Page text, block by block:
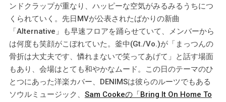
ンドクラップが重なり、ハッピーな空気がみるみるうちにつ
くられていく。先日MVが公表されたばかりの新曲
「Alternative」も早速フロアを踊らせていて、メンバーから
は何度も笑顔がこぼれていた。釜中(Gt./Vo.)が「まっつんの
骨折は大丈夫です、憐れまないで笑ってあげて」と話す場面
もあり、会場はとても和やかなムード。この日のテーマのひ
とつにあった洋楽カバー、DENIMSは彼らのルーツでもある
ソウルミュージック、 Sam Cookeの「Bring It On Home To